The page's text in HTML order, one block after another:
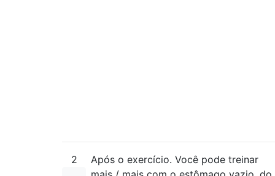
2
Após o exercício. Você pode treinar